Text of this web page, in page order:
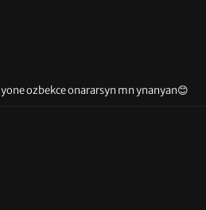
ozbekce onararsyn mn ynanyan😊